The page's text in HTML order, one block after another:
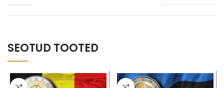
SEOTUD TOOTED